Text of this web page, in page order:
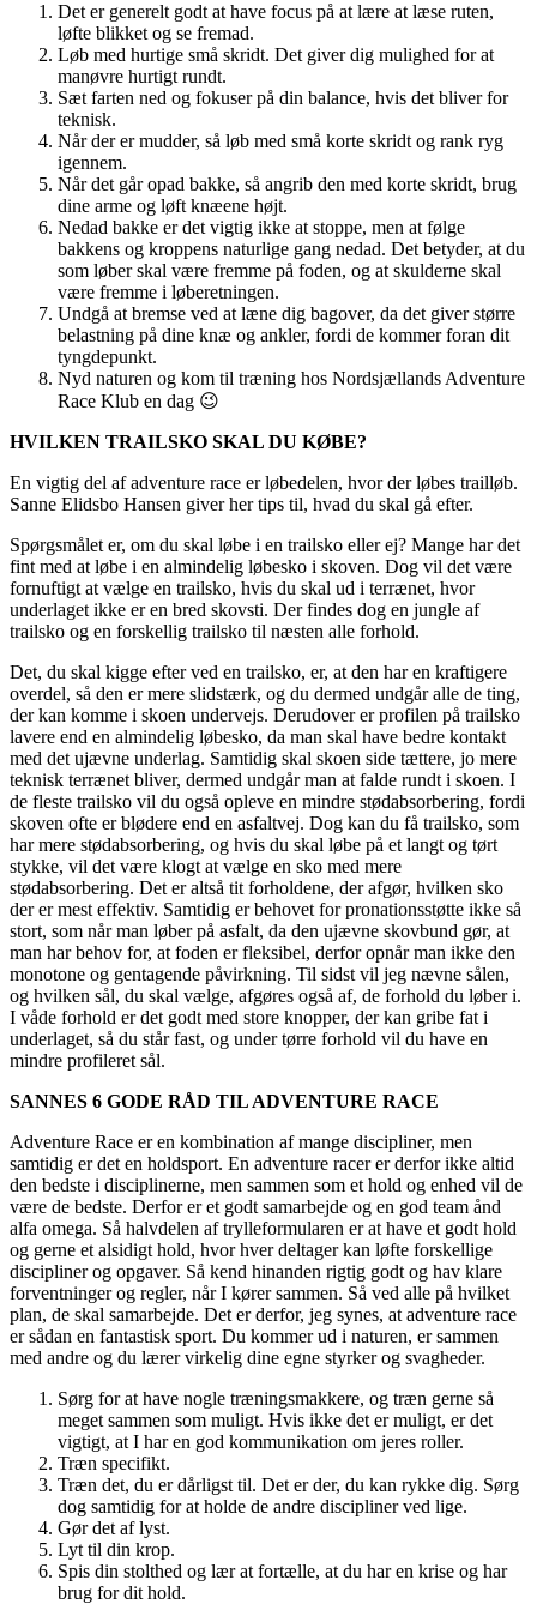
Det er generelt godt at have focus på at lære at læse ruten,
løfte blikket og se fremad.
Løb med hurtige små skridt. Det giver dig mulighed for at
manøvre hurtigt rundt.
Sæt farten ned og fokuser på din balance, hvis det bliver for
teknisk.
Når der er mudder, så løb med små korte skridt og rank ryg
igennem.
Når det går opad bakke, så angrib den med korte skridt, brug
dine arme og løft knæene højt.
Nedad bakke er det vigtig ikke at stoppe, men at følge
bakkens og kroppens naturlige gang nedad. Det betyder, at du
som løber skal være fremme på foden, og at skulderne skal
være fremme i løberetningen.
Undgå at bremse ved at læne dig bagover, da det giver større
belastning på dine knæ og ankler, fordi de kommer foran dit
tyngdepunkt.
Nyd naturen og kom til træning hos Nordsjællands Adventure
Race Klub en dag 😉
HVILKEN TRAILSKO SKAL DU KØBE?
En vigtig del af adventure race er løbedelen, hvor der løbes trailløb.
Sanne Elidsbo Hansen giver her tips til, hvad du skal gå efter.
Spørgsmålet er, om du skal løbe i en trailsko eller ej? Mange har det
fint med at løbe i en almindelig løbesko i skoven. Dog vil det være
fornuftigt at vælge en trailsko, hvis du skal ud i terrænet, hvor
underlaget ikke er en bred skovsti. Der findes dog en jungle af
trailsko og en forskellig trailsko til næsten alle forhold.
Det, du skal kigge efter ved en trailsko, er, at den har en kraftigere
overdel, så den er mere slidstærk, og du dermed undgår alle de ting,
der kan komme i skoen undervejs. Derudover er profilen på trailsko
lavere end en almindelig løbesko, da man skal have bedre kontakt
med det ujævne underlag. Samtidig skal skoen side tættere, jo mere
teknisk terrænet bliver, dermed undgår man at falde rundt i skoen. I
de fleste trailsko vil du også opleve en mindre stødabsorbering, fordi
skoven ofte er blødere end en asfaltvej. Dog kan du få trailsko, som
har mere stødabsorbering, og hvis du skal løbe på et langt og tørt
stykke, vil det være klogt at vælge en sko med mere
stødabsorbering. Det er altså tit forholdene, der afgør, hvilken sko
der er mest effektiv. Samtidig er behovet for pronationsstøtte ikke så
stort, som når man løber på asfalt, da den ujævne skovbund gør, at
man har behov for, at foden er fleksibel, derfor opnår man ikke den
monotone og gentagende påvirkning. Til sidst vil jeg nævne sålen,
og hvilken sål, du skal vælge, afgøres også af, de forhold du løber i.
I våde forhold er det godt med store knopper, der kan gribe fat i
underlaget, så du står fast, og under tørre forhold vil du have en
mindre profileret sål.
SANNES 6 GODE RÅD TIL ADVENTURE RACE
Adventure Race er en kombination af mange discipliner, men
samtidig er det en holdsport. En adventure racer er derfor ikke altid
den bedste i disciplinerne, men sammen som et hold og enhed vil de
være de bedste. Derfor er et godt samarbejde og en god team ånd
alfa omega. Så halvdelen af trylleformularen er at have et godt hold
og gerne et alsidigt hold, hvor hver deltager kan løfte forskellige
discipliner og opgaver. Så kend hinanden rigtig godt og hav klare
forventninger og regler, når I kører sammen. Så ved alle på hvilket
plan, de skal samarbejde. Det er derfor, jeg synes, at adventure race
er sådan en fantastisk sport. Du kommer ud i naturen, er sammen
med andre og du lærer virkelig dine egne styrker og svagheder.
Sørg for at have nogle træningsmakkere, og træn gerne så
meget sammen som muligt. Hvis ikke det er muligt, er det
vigtigt, at I har en god kommunikation om jeres roller.
Træn specifikt.
Træn det, du er dårligst til. Det er der, du kan rykke dig. Sørg
dog samtidig for at holde de andre discipliner ved lige.
Gør det af lyst.
Lyt til din krop.
Spis din stolthed og lær at fortælle, at du har en krise og har
brug for dit hold.